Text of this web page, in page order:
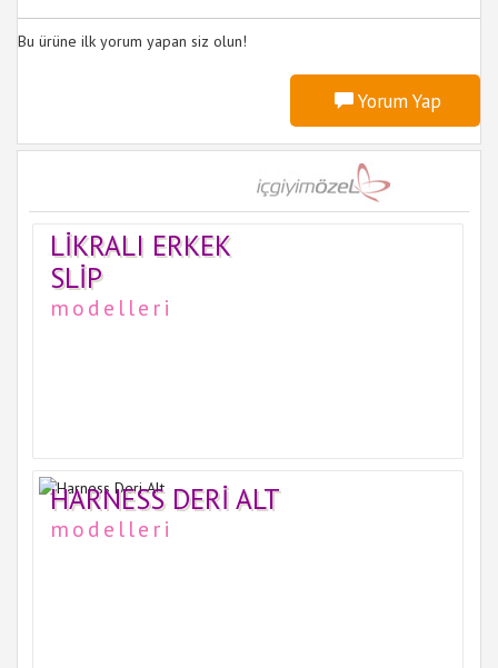
Bu ürüne ilk yorum yapan siz olun!
Yorum Yap
LIKRALI ERKEK
SLIP
modelleri
HARNESS DERI ALT
modelleri